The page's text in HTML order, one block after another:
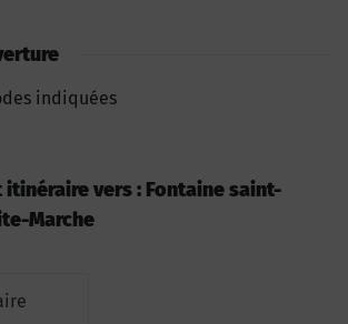
indiquées
vers : Fontaine saint-
Marche